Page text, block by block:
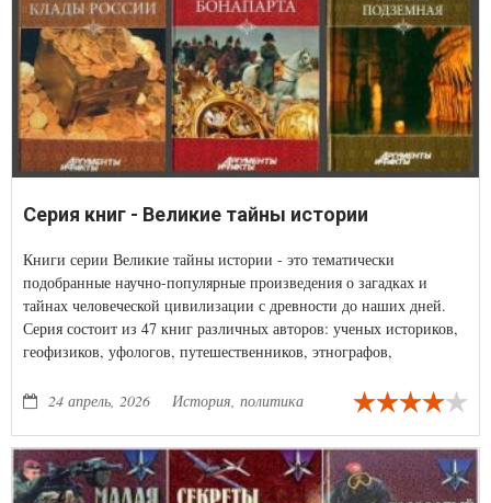
Серия книг - Великие тайны истории
Книги серии Великие тайны истории - это тематически
подобранные научно-популярные произведения о загадках и
тайнах человеческой цивилизации с древности до наших дней.
Серия состоит из 47 книг различных авторов: ученых историков,
геофизиков, уфологов, путешественников, этнографов,
24 апрель, 2026
История, политика